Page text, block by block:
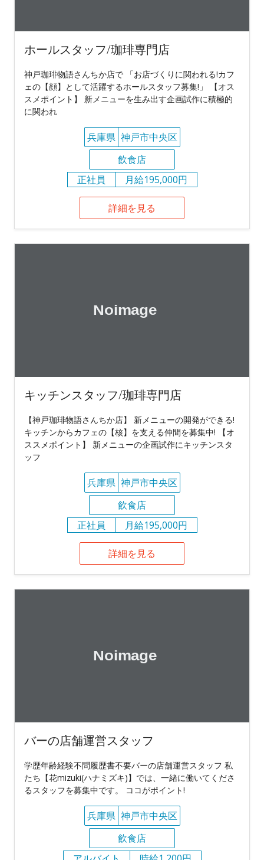
ホールスタッフ/珈琲専門店
神戸珈琲物語さんちか店で 「お店づくりに関われる!カフ
ェの【顔】として活躍するホールスタッフ募集!」 【オス
スメポイント】 新メニューを生み出す企画試作に積極的
に関われ
兵庫県 神戸市中央区
飲食店
正社員
月給195,000円
詳細を見る
キッチンスタッフ/珈琲専門店
【神戸珈琲物語さんちか店】 新メニューの開発ができる!
キッチンからカフェの【核】を支える仲間を募集中! 【オ
ススメポイント】 新メニューの企画試作にキッチンスタ
ッフ
兵庫県 神戸市中央区
飲食店
正社員
月給195,000円
詳細を見る
バーの店舗運営スタッフ
学歴年齢経験不問履歴書不要バーの店舗運営スタッフ 私
たち【花mizuki(ハナミズキ)】では、一緒に働いてくださ
るスタッフを募集中です。 ココがポイント!
兵庫県 神戸市中央区
飲食店